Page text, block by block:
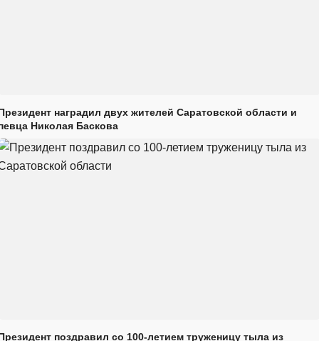
наградил двух жителей Саратовской области и
Николая Баскова
поздравил со 100-летием труженицу тыла из